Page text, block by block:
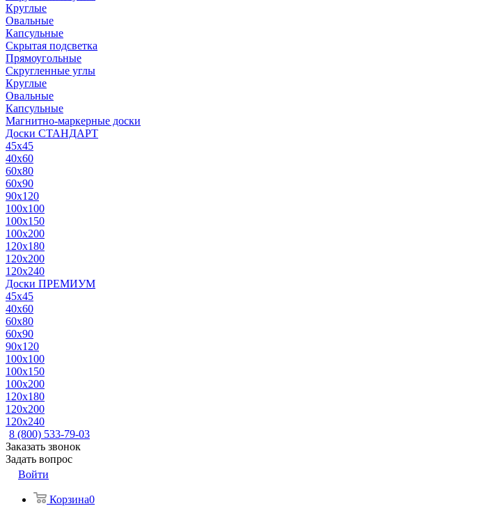
Круглые
Овальные
Капсульные
Скрытая подсветка
Прямоугольные
Скругленные углы
Круглые
Овальные
Капсульные
Магнитно-маркерные доски
Доски СТАНДАРТ
45x45
40x60
60x80
60x90
90x120
100x100
100x150
100x200
120x180
120x200
120x240
Доски ПРЕМИУМ
45x45
40x60
60x80
60x90
90x120
100x100
100x150
100x200
120x180
120x200
120x240
8 (800) 533-79-03
Заказать звонок
Задать вопрос
Войти
Корзина0